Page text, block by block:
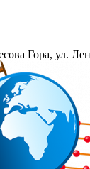
Гора, ул.